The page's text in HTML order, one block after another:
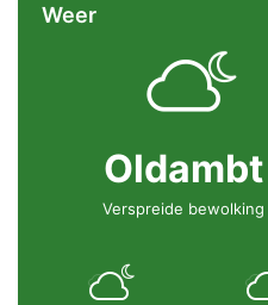
Weer
Oldambt
Verspreide bewolking